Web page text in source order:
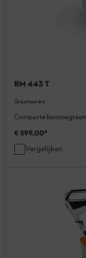
RM 443 T
Grasmaaiers
Compacte
€ 599,00*
Vergelijken